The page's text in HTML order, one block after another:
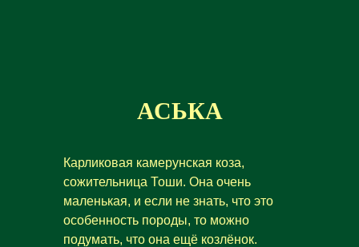
Карликовая камерунская коза,
сожительница Тоши. Она очень
маленькая, и если не знать, что это
особенность породы, то можно
подумать, что она ещё козлёнок.
АСЬКА